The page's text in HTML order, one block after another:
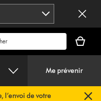
panier
est
Me prévenir
l’envoi de votre